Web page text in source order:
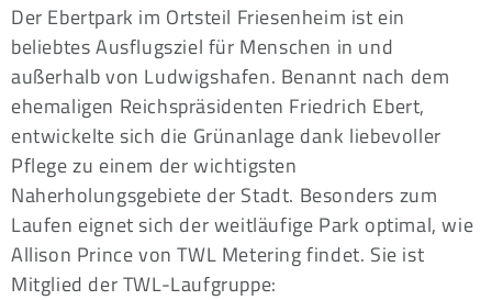
Der Ebertpark im Ortsteil Friesenheim ist ein
beliebtes Ausflugsziel für Menschen in und
außerhalb von Ludwigshafen. Benannt nach dem
ehemaligen Reichspräsidenten Friedrich Ebert,
entwickelte sich die Grünanlage dank liebevoller
Pflege zu einem der wichtigsten
Naherholungsgebiete der Stadt. Besonders zum
Laufen eignet sich der weitläufige Park optimal, wie
Allison Prince von TWL Metering findet. Sie ist
Mitglied der TWL-Laufgruppe: